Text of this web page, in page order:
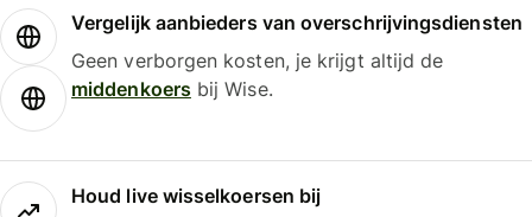
Vergelijk aanbieders van overschrijvingsdiensten
Geen verborgen kosten, je krijgt altijd de
middenkoersbij Wise.
Houd live wisselkoersen bij